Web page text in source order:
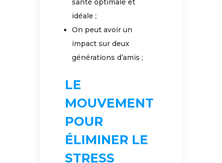
santé optimale et
idéale ;
On peut avoir un
impact sur deux
générations d’amis ;
LE
MOUVEMENT
POUR
ÉLIMINER LE
STRESS